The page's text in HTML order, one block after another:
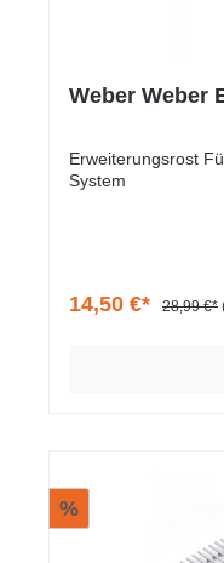
Weber Weber
Erweiterungsrost Für das Elevations Tiered Grilling
System
14,50 €* 28,99 €*
%